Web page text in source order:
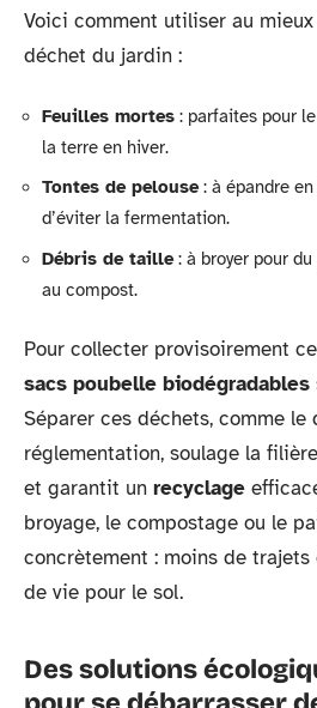
Voici comment utiliser au
déchet du jardin :
Feuilles mortes : parfaites pour
la terre en hiver.
Tontes de pelouse: à épandre
d’éviter la fermentation.
Débris de taille: à broyer pour
au compost.
Pour collecter provisoirement
sacs poubelle biodégradables
Séparer ces déchets, comme le
réglementation, soulage la
et garantit un recyclage
broyage, le compostage ou le
concrètement : moins de
de vie pour le sol.
Des solutions